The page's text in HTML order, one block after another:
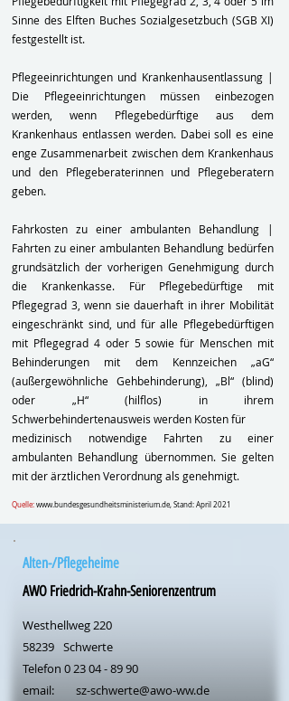
Sinne des Elften Buches Sozialgesetzbuch (SGB XI)
festgestellt ist.
Pflegeeinrichtungen und Krankenhausentlassung |
Die Pflegeeinrichtungen müssen einbezogen
werden, wenn Pflegebedürftige aus dem
Krankenhaus entlassen werden. Dabei soll es eine
enge Zusammenarbeit zwischen dem Krankenhaus
und den Pflegeberaterinnen und Pflegeberatern
geben.
Fahrkosten zu einer ambulanten Behandlung |
Fahrten zu einer ambulanten Behandlung bedürfen
grundsätzlich der vorherigen Genehmigung durch
die Krankenkasse. Für Pflegebedürftige mit
Pflegegrad 3, wenn sie dauerhaft in ihrer Mobilität
eingeschränkt sind, und für alle Pflegebedürftigen
mit Pflegegrad 4 oder 5 sowie für Menschen mit
Behinderungen mit dem Kennzeichen „aG“
(außergewöhnliche Gehbehinderung), „Bl“ (blind)
oder „H“ (hilflos) in ihrem
Schwerbehindertenausweis werden Kosten für
medizinisch notwendige Fahrten zu einer
ambulanten Behandlung übernommen. Sie gelten
mit der ärztlichen Verordnung als genehmigt.
Quelle: www.bundesgesundheitsministerium.de, Stand: April 2021
Alten-/Pflegeheime
AWO Friedrich-Krahn-Seniorenzentrum
Westhellweg 220
58239 Schwerte
Telefon 0 23 04 - 89 90
email:
sz-schwerte@awo-ww.de